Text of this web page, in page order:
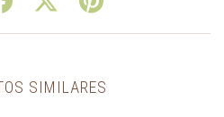
SIMILARES